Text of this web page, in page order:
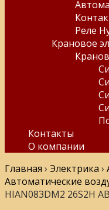
Реле
Крановое
Контакты
О компании
Главная › Электрика ›
Автоматические
HIAN083DM2 26S2H